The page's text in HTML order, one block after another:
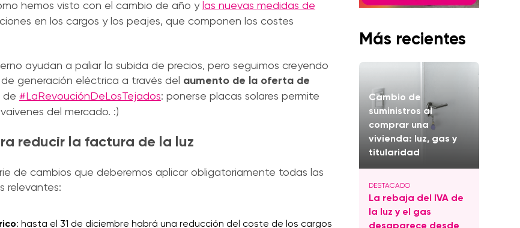
hemos visto con el cambio de año ylas nuevas medidas de
en los cargos y los peajes, que componen los costes
ayudan a paliar la subida de precios, pero seguimos creyendo
generación eléctrica a través del aumento de la oferta de
de #LaRevouciónDeLosTejados: ponerse placas solares permite
del mercado. :)
reducir la factura de la luz
de cambios que deberemos aplicar obligatoriamente todas las
relevantes:
: hasta el 31 de diciembre habrá una reducción del coste de los cargos
Más recientes
Cambio de
suministros al
comprar una
vivienda: luz, gas y
titularidad
La rebaja del IVA de
la luz y el gas
desaparece desde